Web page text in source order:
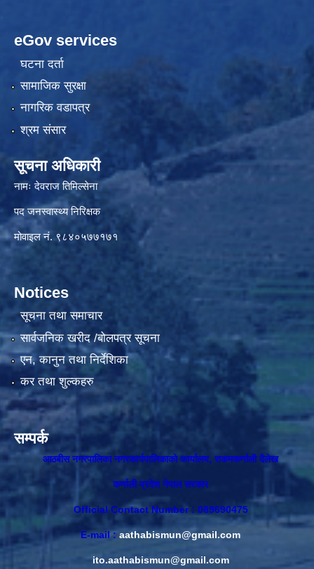
eGov services
घटना दर्ता
सामाजिक सुरक्षा
नागरिक वडापत्र
श्रम संसार
सूचना अधिकारी
नामः देवराज तिमिल्सेना
पद जनस्वास्थ्य निरिक्षक
मोवाइल नं. ९८४०५७७१७१
Notices
सूचना तथा समाचार
सार्वजनिक खरीद /बोलपत्र सूचना
एन, कानुन तथा निर्देशिका
कर तथा शुल्कहरु
सम्पर्क
आठबीस नगरपालिका नगरकार्यपालिकाकाे कार्यालय, राकमकर्णाली दैलेख
कर्णाली प्रदेश नेपाल सरकार
Official Contact Number : 089690475
E-mail : aathabismun@gmail.com
ito.aathabismun@gmail.com